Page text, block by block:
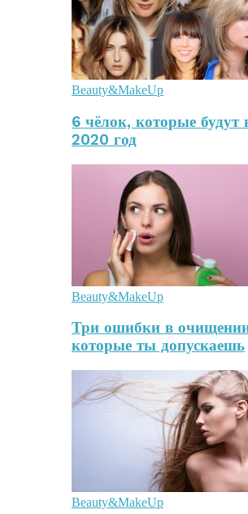
Beauty&MakeUp
6 чёлок, которые будут
2020 год
Beauty&MakeUp
Три ошибки в
которые ты допускаешь
Beauty&MakeUp